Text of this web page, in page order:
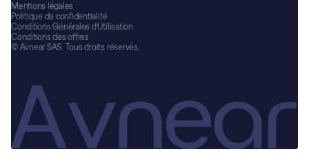
© Avnear SAS. Tous droits réservés.
Mentions légales
Politique de confidentialité
Conditions Générales d’Utilisation
Conditions des offres